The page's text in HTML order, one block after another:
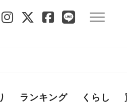
ランキング くらし